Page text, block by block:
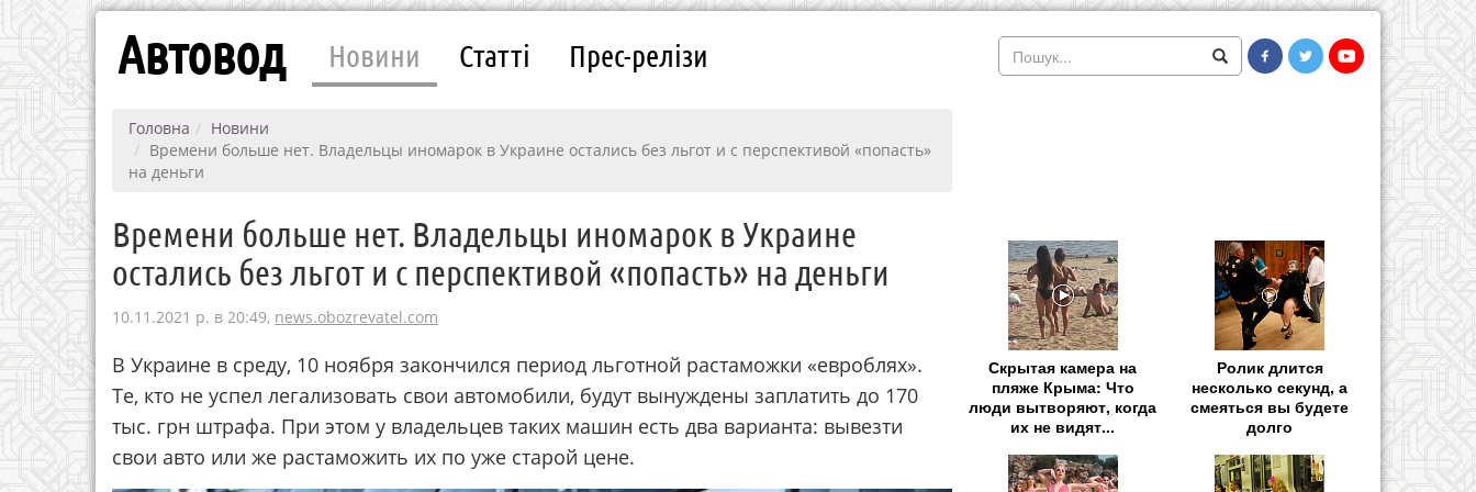
Автовод Новини Статті Прес-релізи
Головна
Новини
Времени больше нет. Владельцы иномарок в Украине остались без льгот и с перспективой «попасть»
на деньги
Времени больше нет. Владельцы иномарок в Украине
остались без льгот и с перспективой «попасть» на деньги
10.11.2021 р. в 20:49, news.obozrevatel.com
В Украине в среду, 10 ноября закончился период льготной растаможки «евроблях».
Те, кто не успел легализовать свои автомобили, будут вынуждены заплатить до 170
тыс. грн штрафа. При этом у владельцев таких машин есть два варианта: вывезти
свои авто или же растаможить их по уже старой цене.
Скрытая камера на
пляже Крыма: Что
люди вытворяют, когда
их не видят...
Ролик длится
несколько секунд, а
смеяться вы будете
долго